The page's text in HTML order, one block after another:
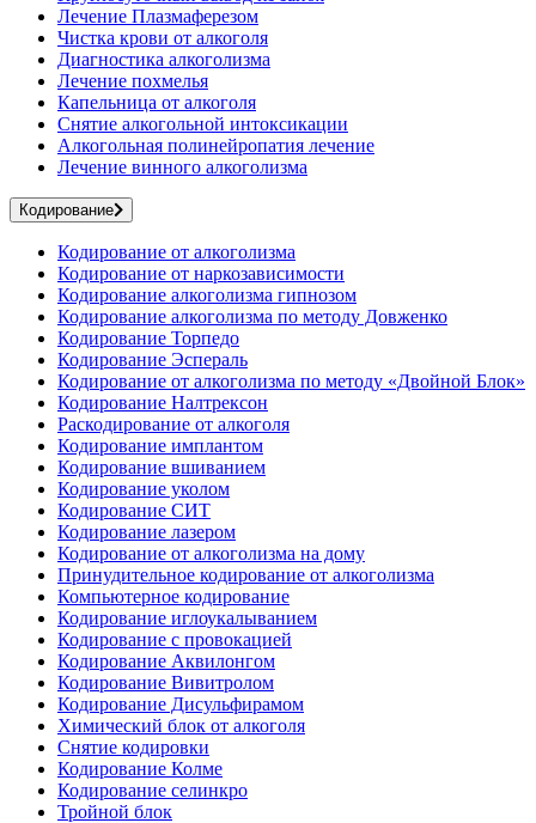
Лечение Плазмаферезом
Чистка крови от алкоголя
Диагностика алкоголизма
Лечение похмелья
Капельница от алкоголя
Снятие алкогольной интоксикации
Алкогольная полинейропатия лечение
Лечение винного алкоголизма
Кодирование
Кодирование от алкоголизма
Кодирование от наркозависимости
Кодирование алкоголизма гипнозом
Кодирование алкоголизма по методу Довженко
Кодирование Торпедо
Кодирование Эспераль
Кодирование от алкоголизма по методу «Двойной Блок»
Кодирование Налтрексон
Раскодирование от алкоголя
Кодирование имплантом
Кодирование вшиванием
Кодирование уколом
Кодирование СИТ
Кодирование лазером
Кодирование от алкоголизма на дому
Принудительное кодирование от алкоголизма
Компьютерное кодирование
Кодирование иглоукалыванием
Кодирование с провокацией
Кодирование Аквилонгом
Кодирование Вивитролом
Кодирование Дисульфирамом
Химический блок от алкоголя
Снятие кодировки
Кодирование Колме
Кодирование селинкро
Тройной блок